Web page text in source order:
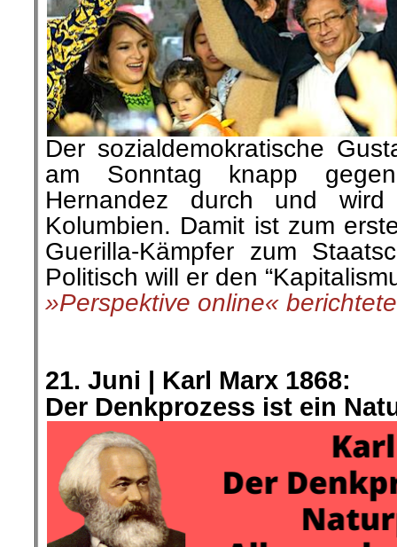
Der sozialdemokratische
am Sonntag knapp
Hernandez durch und
Kolumbien. Damit ist zum
Guerilla-Kämpfer zum
Politisch will er den
»Perspektive online« berichtete
21. Juni | Karl Marx 1868:
Der Denkprozess ist ein